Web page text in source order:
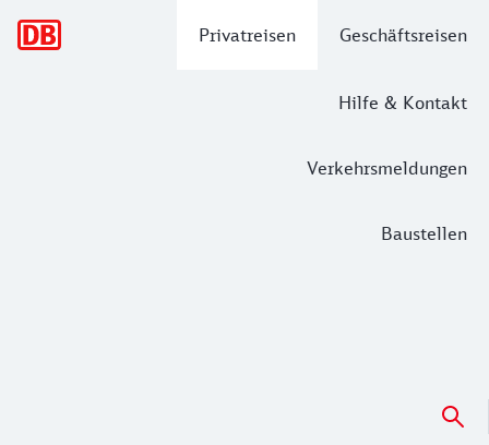
Privatreisen Geschäftsreisen
Hilfe & Kontakt
Verkehrsmeldungen
Baustellen